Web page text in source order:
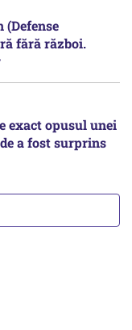
(Defense
fără război.
exact opusul unei
a fost surprins